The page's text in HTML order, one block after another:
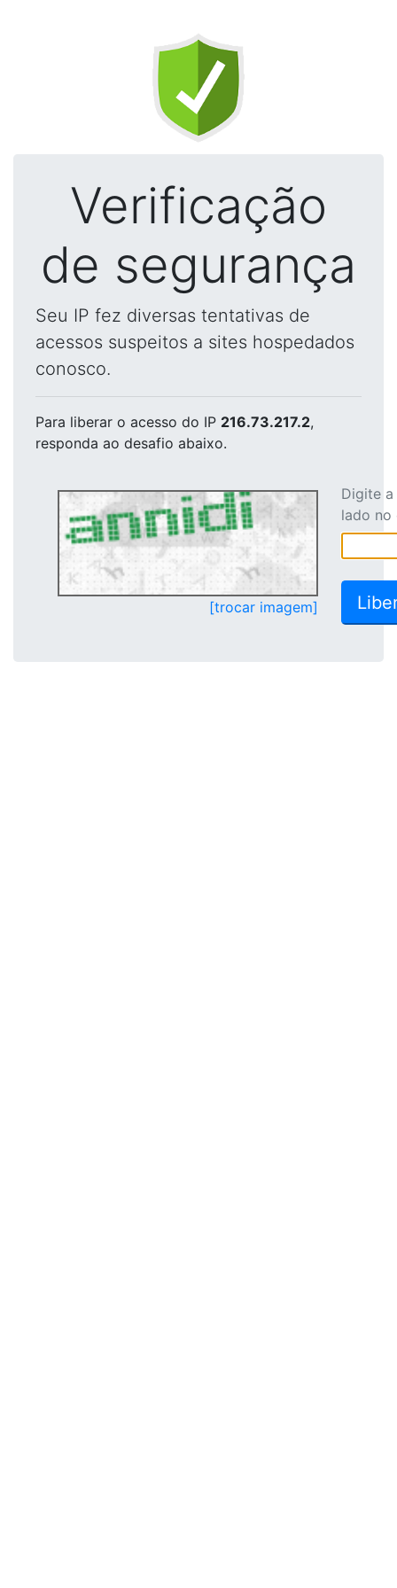
Verificação
de segurança
Seu IP fez diversas tentativas de
acessos suspeitos a sites hospedados
conosco.
Para liberar o acesso do IP 216.73.217.2,
responda ao desafio abaixo.
[trocar imagem]
Digite
lado no